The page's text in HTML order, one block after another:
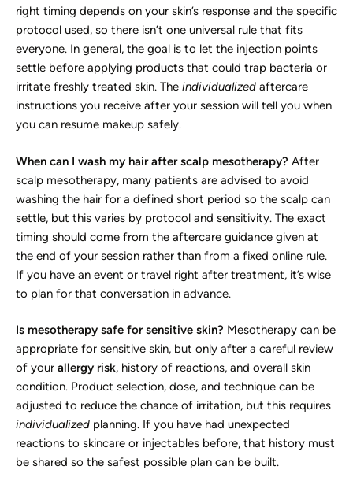
right timing depends on your skin’s response and the specific
protocol used, so there isn’t one universal rule that fits
everyone. In general, the goal is to let the injection points
settle before applying products that could trap bacteria or
irritate freshly treated skin. The individualized aftercare
instructions you receive after your session will tell you when
you can resume makeup safely.
When can I wash my hair after scalp mesotherapy? After
scalp mesotherapy, many patients are advised to avoid
washing the hair for a defined short period so the scalp can
settle, but this varies by protocol and sensitivity. The exact
timing should come from the aftercare guidance given at
the end of your session rather than from a fixed online rule.
If you have an event or travel right after treatment, it’s wise
to plan for that conversation in advance.
Is mesotherapy safe for sensitive skin? Mesotherapy can be
appropriate for sensitive skin, but only after a careful review
of your allergy risk, history of reactions, and overall skin
condition. Product selection, dose, and technique can be
adjusted to reduce the chance of irritation, but this requires
individualized planning. If you have had unexpected
reactions to skincare or injectables before, that history must
be shared so the safest possible plan can be built.